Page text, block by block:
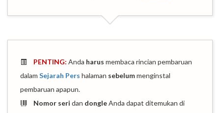
PENTING: Anda harus membaca rincian pembaruan
dalam Sejarah Pers halaman sebelummenginstal
pembaruan apapun.
Nomor seri dan dongleAnda dapat ditemukan di